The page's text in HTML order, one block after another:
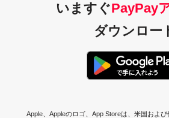
いますぐPayPay
ダウンロー
Apple、Appleのロゴ、App Storeは、米国およ